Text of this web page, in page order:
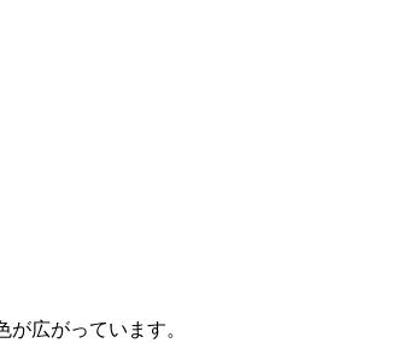
広がっています。